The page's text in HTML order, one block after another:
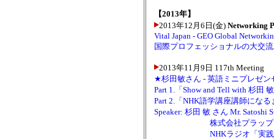
【2013年】
2013年12月6日(金) Networking
Vital Japan - GEO Global
国際プロフェッショナルの大交
2013年11月9日 117th Meeting
★杉田敏さん - 英語ミニプレゼ
Part 1.「Show and Tell with 杉田
Part 2.「NHK語学講座講師にな
Speaker: 杉田 敏 さん Mr. Satoshi
株式会社プラップジャ
NHKラジオ「実践ビジ